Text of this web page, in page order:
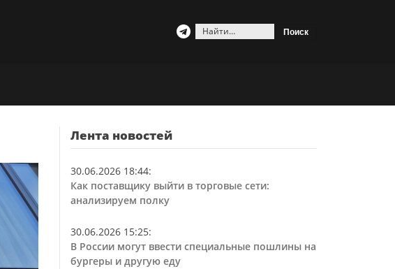
Найти:
Лента новостей
30.06.2026 18:44:
Как поставщику выйти в торговые сети:
анализируем полку
30.06.2026 15:25:
В России могут ввести специальные пошлины на
бургеры и другую еду